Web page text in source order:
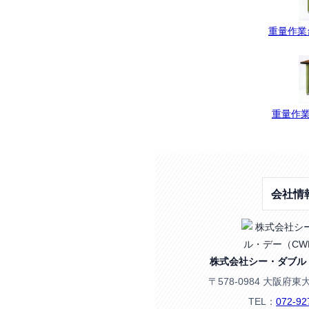
重量作業
重量作
会社情
株式会社シー・ダブ
〒578-0984 大阪府東
TEL： 072-